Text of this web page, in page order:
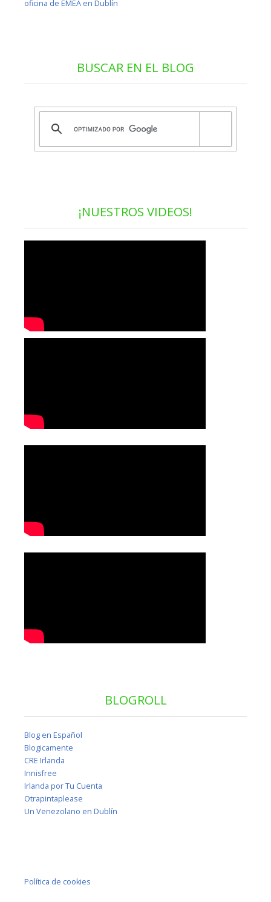
oficina de EMEA en Dublín
BUSCAR EN EL BLOG
¡NUESTROS VIDEOS!
BLOGROLL
Blog en Español
Blogicamente
CRE Irlanda
Innisfree
Irlanda por Tu Cuenta
Otrapintaplease
Un Venezolano en Dublín
Política de cookies